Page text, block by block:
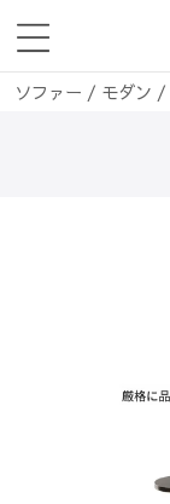
ソファー / モダン /